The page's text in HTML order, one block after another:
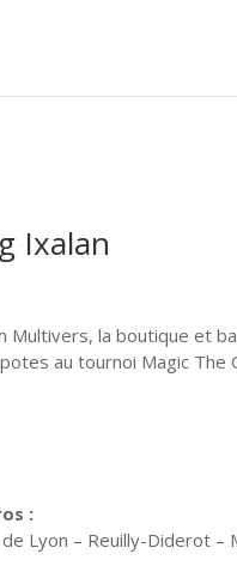
Ixalan
Multivers, la boutique et
au tournoi Magic The
:
Lyon – Reuilly-Diderot